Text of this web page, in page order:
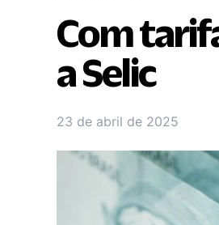
Com
a Selic
23 de abril de 2025